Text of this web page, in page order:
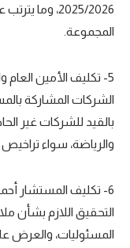
2025/2026،
المجموعة.
5- تكليف الأمين
الشركات المشاركة
بالقيد للشركات غير
والرياضة، سواء تراخيص
6- تكليف المستشار
التحقيق اللازم بشأن
المسئوليات، والعرض